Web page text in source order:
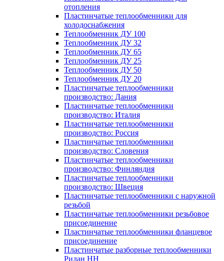
отопления
Пластинчатые теплообменники для
холодоснабжения
Теплообменник ДУ 100
Теплообменник ДУ 32
Теплообменник ДУ 65
Теплообменник ДУ 25
Теплообменник ДУ 50
Теплообменник ДУ 20
Пластинчатые теплообменники
производство: Дания
Пластинчатые теплообменники
производство: Италия
Пластинчатые теплообменники
производство: Россия
Пластинчатые теплообменники
производство: Словения
Пластинчатые теплообменники
производство: Финляндия
Пластинчатые теплообменники
производство: Швеция
Пластинчатые теплообменники с наружной
резьбой
Пластинчатые теплообменники резьбовое
присоединение
Пластинчатые теплообменники фланцевое
присоединение
Пластинчатые разборные теплообменники
Ридан НН